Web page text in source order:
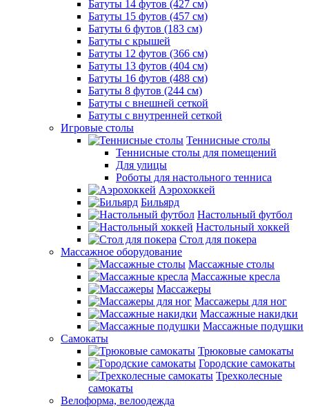
Батуты 14 футов (427 см)
Батуты 15 футов (457 см)
Батуты 6 футов (183 см)
Батуты с крышей
Батуты 12 футов (366 см)
Батуты 13 футов (404 см)
Батуты 16 футов (488 см)
Батуты 8 футов (244 см)
Батуты с внешней сеткой
Батуты с внутренней сеткой
Игровые столы
Теннисные столы
Теннисные столы для помещений
Для улицы
Роботы для настольного тенниса
Аэрохоккей
Бильярд
Настольный футбол
Настольный хоккей
Стол для покера
Массажное оборудование
Массажные столы
Массажные кресла
Массажеры
Массажеры для ног
Массажные накидки
Массажные подушки
Самокаты
Трюковые самокаты
Городские самокаты
Трехколесные
самокаты
Велоформа, велоодежда